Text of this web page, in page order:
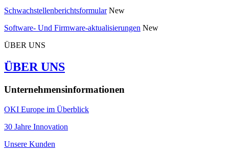
Schwachstellenberichtsformular New
Software- Und Firmware-aktualisierungen New
ÜBER UNS
ÜBER UNS
Unternehmensinformationen
OKI Europe im Überblick
30 Jahre Innovation
Unsere Kunden